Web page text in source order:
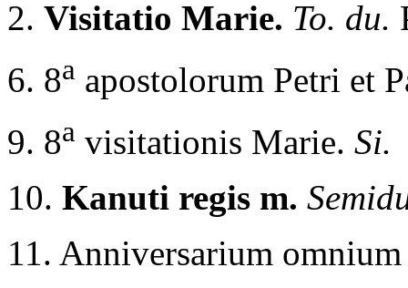
2. Visitatio Marie. To. du.
6. 8a apostolorum Petri et
9. 8a visitationis Marie. Si.
10. Kanuti regis m.
11. Anniversarium